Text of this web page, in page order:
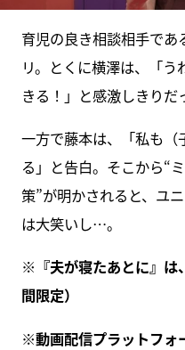
育児の良き相談相手であ
リ。とくに横澤は、「
きる！」と感激しきりだ
一方で藤本は、「私も（
る」と告白。そこから“
策”が明かされると、ユ
は大笑いし…。
※『夫が寝たあとに』は、
間限定）
※動画配信プラットフォ